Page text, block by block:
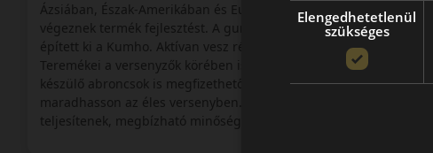
Ázsiában, Észak-Amerikában és Európában (Angliában) van a
végeznek termék fejlesztést. A gumiabroncsok gyártása 1950-
épített ki a Kumho. Aktívan vesz részt az autósportban is,
Teremékei a versenyzők körében is elismertek, és kiváló árukkal
készülő abroncsok is megfizethető áron kaphatók, ugyanakkor
maradhasson az éles versenyben. Ennek is köszönhetően,
teljesítenek, megbízható minőségűek és biztonságos közlekedést
Elengedhetetlenül
szükséges